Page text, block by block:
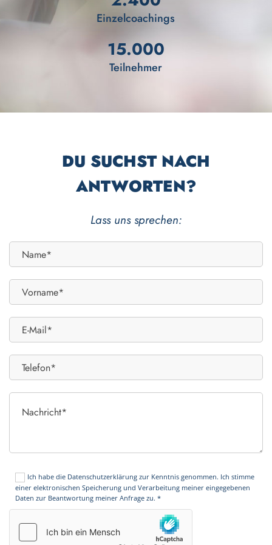
Einzelcoachings
15.000
Teilnehmer
DU SUCHST NACH
ANTWORTEN?
Lass uns sprechen:
Ich habe die Datenschutzerklärung zur Kenntnis genommen. Ich stimme
einer elektronischen Speicherung und Verarbeitung meiner eingegebenen
Daten zur Beantwortung meiner Anfrage zu. *